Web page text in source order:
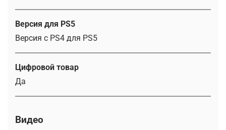
Версия для PS5
Версия с PS4 для PS5
Цифровой товар
Да
Видео